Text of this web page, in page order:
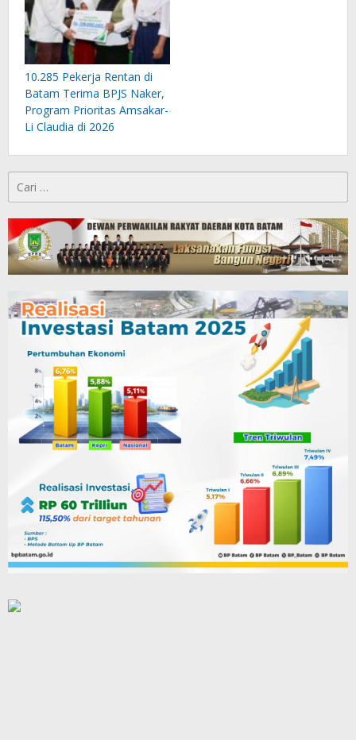
10.285 Pekerja Rentan di
Batam Terima BPJS Naker,
Program Prioritas Amsakar-
Li Claudia di 2026
untuk: